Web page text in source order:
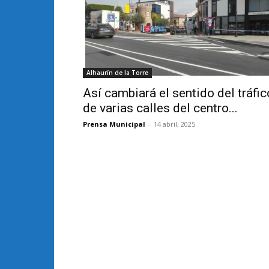
Alhaurín de la Torre
Así cambiará el sentido del
de varias calles del centro...
Prensa Municipal - 14 abril, 2025